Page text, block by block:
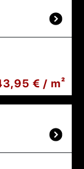
€ / m²